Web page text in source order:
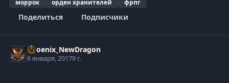
моррок орден хранителей фрпг
Поделиться Подписчики
Phoenix_NewDragon
6 января, 20179 г.